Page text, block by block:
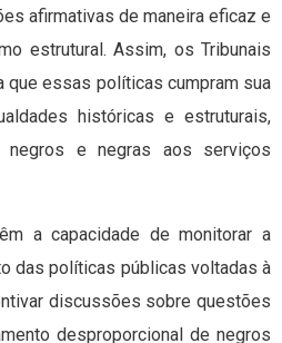
afirmativas de maneira eficaz e
estrutural. Assim, os Tribunais
que essas políticas cumpram sua
históricas e estruturais,
e negras aos serviços
a capacidade de monitorar a
das políticas públicas voltadas à
discussões sobre questões
desproporcional de negros